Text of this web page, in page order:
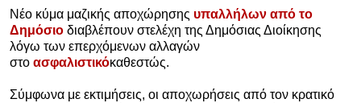
Email
Νέο κύμα μαζικής αποχώρησης υπαλλήλων από το
Δημόσιο διαβλέπουν στελέχη της Δημόσιας Διοίκησης
λόγω των επερχόμενων αλλαγών
στο ασφαλιστικόκαθεστώς.
Σύμφωνα με εκτιμήσεις, οι αποχωρήσεις από τον κρατικό